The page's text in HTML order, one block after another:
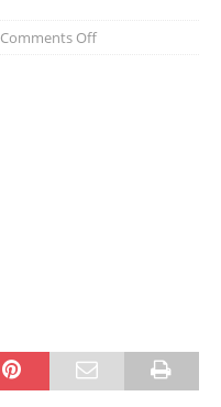
Comments Off